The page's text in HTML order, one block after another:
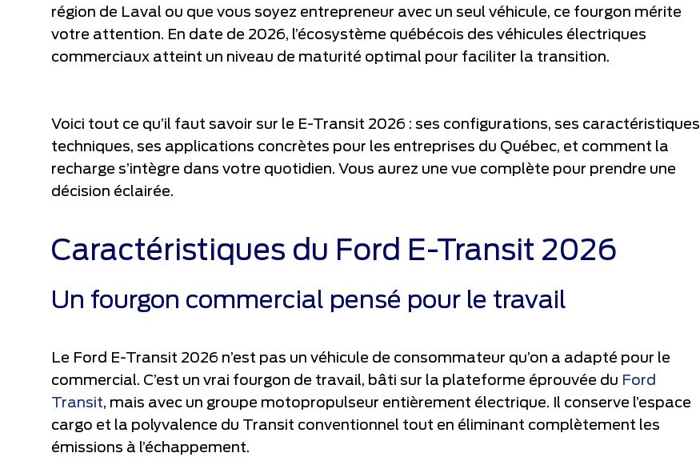
région de Laval ou que vous soyez entrepreneur avec un seul véhicule, ce fourgon mérite
votre attention. En date de 2026, l’écosystème québécois des véhicules électriques
commerciaux atteint un niveau de maturité optimal pour faciliter la transition.
Voici tout ce qu’il faut savoir sur le E-Transit 2026 : ses configurations, ses caractéristiques
techniques, ses applications concrètes pour les entreprises du Québec, et comment la
recharge s’intègre dans votre quotidien. Vous aurez une vue complète pour prendre une
décision éclairée.
Caractéristiques du Ford E-Transit 2026
Un fourgon commercial pensé pour le travail
Le Ford E-Transit 2026 n’est pas un véhicule de consommateur qu’on a adapté pour le
commercial. C’est un vrai fourgon de travail, bâti sur la plateforme éprouvée du Ford
Transit, mais avec un groupe motopropulseur entièrement électrique. Il conserve l’espace
cargo et la polyvalence du Transit conventionnel tout en éliminant complètement les
émissions à l’échappement.